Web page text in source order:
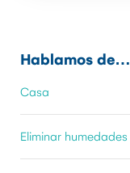
Hablamos de…
Casa
Eliminar humedades